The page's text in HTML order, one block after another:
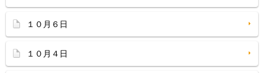
１０月６日
１０月４日